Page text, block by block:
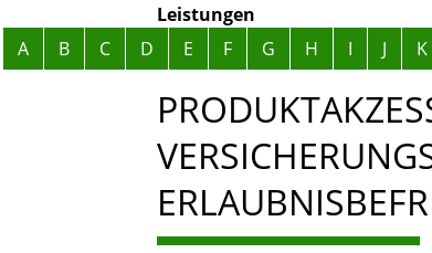
Leistungen
Alphabetisches Register
A B C D E F G H I J K